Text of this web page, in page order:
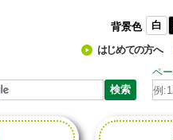
背景色 白
はじめての方へ
ペ